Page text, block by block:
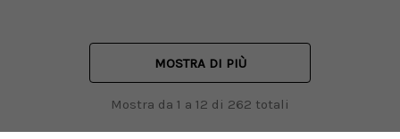
MOSTRA DI PIÙ
Mostra da 1 a 12 di 262 totali